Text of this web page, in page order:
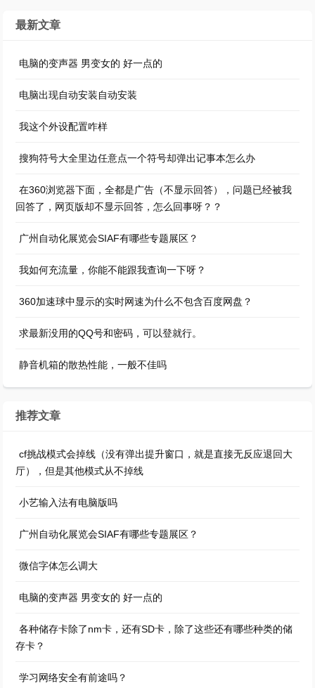
最新文章
电脑的变声器 男变女的 好一点的
电脑出现自动安装自动安装
我这个外设配置咋样
搜狗符号大全里边任意点一个符号却弹出记事本怎么办
在360浏览器下面，全都是广告（不显示回答），问题已经被我
回答了，网页版却不显示回答，怎么回事呀？？
广州自动化展览会SIAF有哪些专题展区？
我如何充流量，你能不能跟我查询一下呀？
360加速球中显示的实时网速为什么不包含百度网盘？
求最新没用的QQ号和密码，可以登就行。
静音机箱的散热性能，一般不佳吗
推荐文章
cf挑战模式会掉线（没有弹出提升窗口，就是直接无反应退回大
厅），但是其他模式从不掉线
小艺输入法有电脑版吗
广州自动化展览会SIAF有哪些专题展区？
微信字体怎么调大
电脑的变声器 男变女的 好一点的
各种储存卡除了nm卡，还有SD卡，除了这些还有哪些种类的储
存卡？
学习网络安全有前途吗？